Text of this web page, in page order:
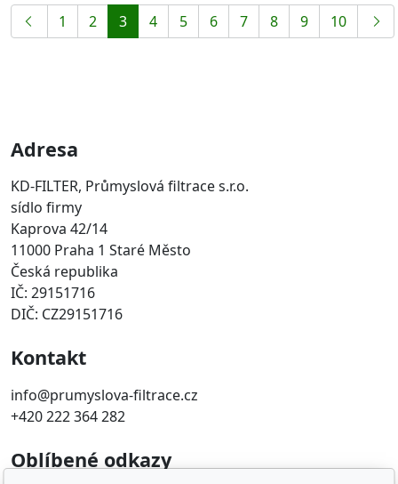
1 2 3 4 5 6 7 8 9 10
Adresa
KD-FILTER, Průmyslová filtrace s.r.o.
sídlo firmy
Kaprova 42/14
11000 Praha 1 Staré Město
Česká republika
IČ: 29151716
DIČ: CZ29151716
Kontakt
info@prumyslova-filtrace.cz
+420 222 364 282
Oblíbené odkazy